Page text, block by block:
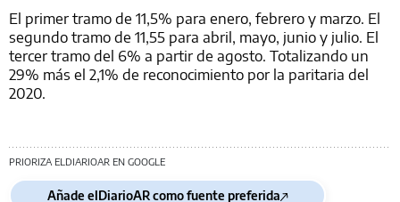
El primer tramo de 11,5% para enero, febrero y marzo. El
segundo tramo de 11,55 para abril, mayo, junio y julio. El
tercer tramo del 6% a partir de agosto. Totalizando un
29% más el 2,1% de reconocimiento por la paritaria del
2020.
PRIORIZA ELDIARIOAR EN GOOGLE
Añade elDiarioAR como fuente preferida